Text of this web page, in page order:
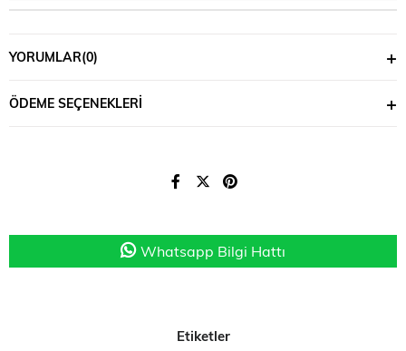
YORUMLAR(0)
ÖDEME SEÇENEKLERI
Whatsapp Bilgi Hattı
Etiketler